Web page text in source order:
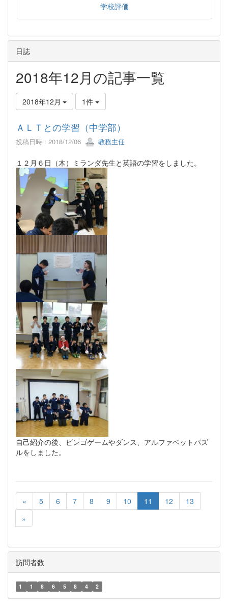
学校評価
日誌
2018年12月の記事一覧
2018年12月 1件
ＡＬＴとの学習（中学部）
投稿日時 : 2018/12/06 教務主任
１２月６日（木）ミランダ先生と英語の学習をしました。
自己紹介の後、ビンゴゲームやダンス、アルファベットパズ
ルをしました。
« 5 6 7 8 9 10 11 12
13
»
訪問者数
1 1 8 6 5 8 4 2